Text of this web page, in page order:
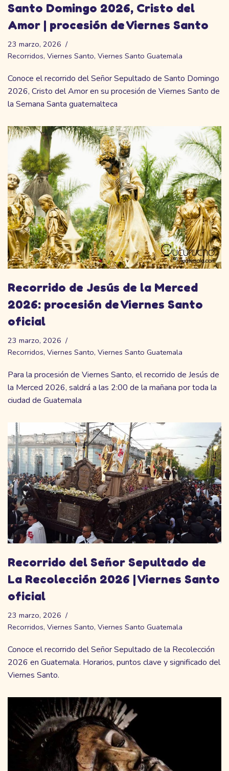
Santo Domingo 2026, Cristo del
Amor | procesión de Viernes Santo
23 marzo, 2026
Recorridos, Viernes Santo, Viernes Santo Guatemala
Conoce el recorrido del Señor Sepultado de Santo Domingo
2026, Cristo del Amor en su procesión de Viernes Santo de
la Semana Santa guatemalteca
Recorrido de Jesús de la Merced
2026: procesión de Viernes Santo
oficial
23 marzo, 2026
Recorridos, Viernes Santo, Viernes Santo Guatemala
Para la procesión de Viernes Santo, el recorrido de Jesús de
la Merced 2026, saldrá a las 2:00 de la mañana por toda la
ciudad de Guatemala
Recorrido del Señor Sepultado de
La Recolección 2026 | Viernes Santo
oficial
23 marzo, 2026
Recorridos, Viernes Santo, Viernes Santo Guatemala
Conoce el recorrido del Señor Sepultado de la Recolección
2026 en Guatemala. Horarios, puntos clave y significado del
Viernes Santo.